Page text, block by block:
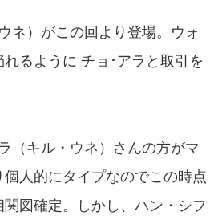
ネ）がこの回より登場。ウォ
るように チョ･アラと取引を
（キル・ウネ）さんの方がマ
個人的にタイプなのでこの時点
図確定。しかし、ハン・シフ